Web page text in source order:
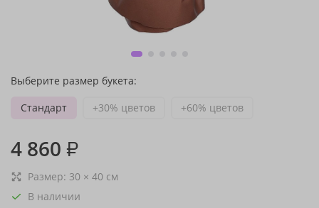
Выберите размер букета:
Стандарт
+30% цветов +60% цветов
4 860 ₽
Размер: 30 × 40 см
В наличии